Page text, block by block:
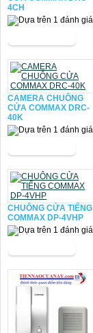
4CH
CAMERA CHUÔNG
CỬA COMMAX DRC-
40K
CHUÔNG CỬA TIẾNG
COMMAX DP-4VHP